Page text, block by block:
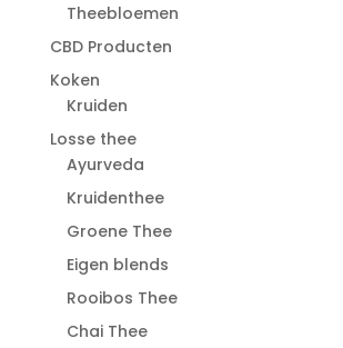
Theebloemen
CBD Producten
Koken
Kruiden
Losse thee
Ayurveda
Kruidenthee
Groene Thee
Eigen blends
Rooibos Thee
Chai Thee